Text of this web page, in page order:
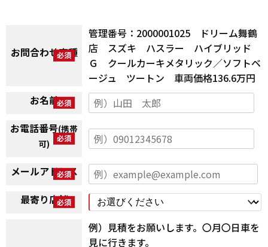
お問合わせ車種
管理番号：2000001025 ドリーム舞鶴
店 スズキ ハスラー ハイブリッド
Ｇ クールカーキメタリック／ソフトベ
ージュ ツートン 車両価格136.6万円
お名前
お電話番号(携帯
可)
メールアドレス
最寄り店舗
例）見積をお願いします。〇月〇日車を
見に行きます。